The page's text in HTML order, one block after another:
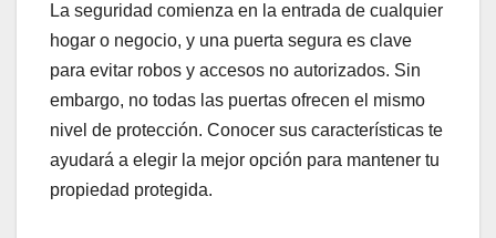
La seguridad comienza en la entrada de cualquier
hogar o negocio, y una puerta segura es clave
para evitar robos y accesos no autorizados. Sin
embargo, no todas las puertas ofrecen el mismo
nivel de protección. Conocer sus características te
ayudará a elegir la mejor opción para mantener tu
propiedad protegida.